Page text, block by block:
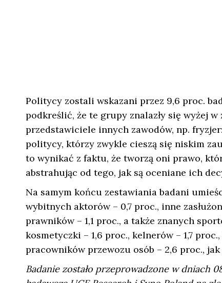
Politycy zostali wskazani przez 9,6 proc.
podkreślić, że te grupy znalazły się wyżej
przedstawiciele innych zawodów, np.
politycy, którzy zwykle cieszą się niskim
to wynikać z faktu, że tworzą oni prawo,
abstrahując od tego, jak są oceniane ich
Na samym końcu zestawiania badani
wybitnych aktorów – 0,7 proc., inne
prawników – 1,1 proc., a także znanych
kosmetyczki – 1,6 proc., kelnerów – 1,7
pracowników przewozu osób – 2,6 proc.,
Badanie zostało przeprowadzone w dniach